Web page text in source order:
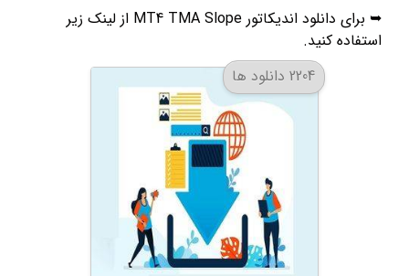
➥ برای دانلود اندیکاتور MT4 TMA Slope از لینک زیر
استفاده کنید.
2204 دانلود ها